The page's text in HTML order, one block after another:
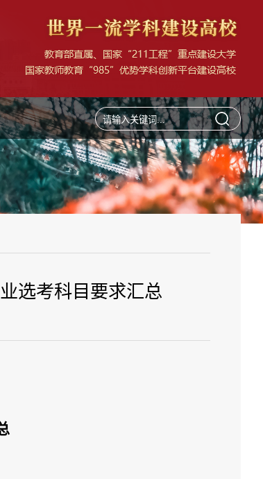
选考科目要求汇总